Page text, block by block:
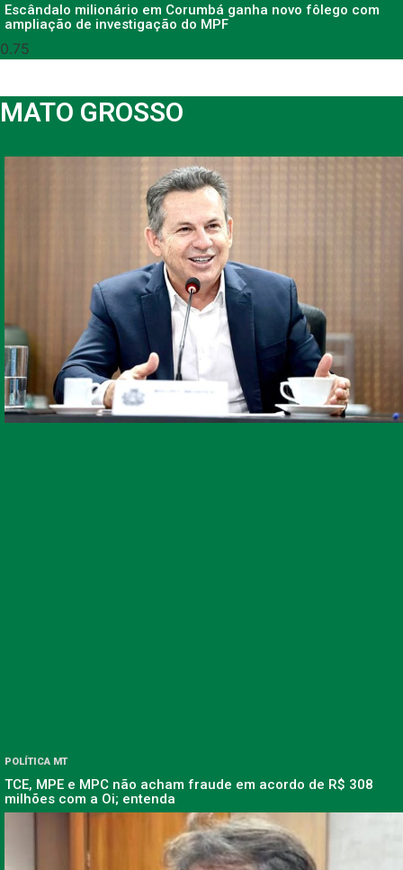
Escândalo milionário em Corumbá ganha novo fôlego com
ampliação de investigação do MPF
MATO GROSSO
POLÍTICA MT
TCE, MPE e MPC não acham fraude em acordo de R$ 308
milhões com a Oi; entenda